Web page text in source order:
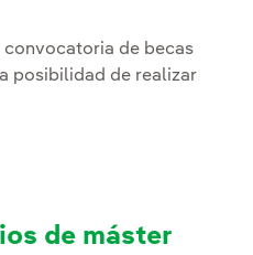
de becas
posibilidad de realizar
de máster